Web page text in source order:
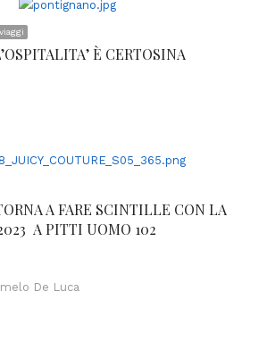
È CERTOSINA
A FARE SCINTILLE CON LA
A PITTI UOMO 102
De Luca